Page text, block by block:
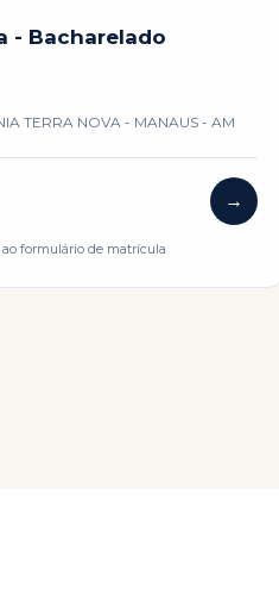
- Bacharelado
TERRA NOVA - MANAUS - AM
→
formulário de matrícula